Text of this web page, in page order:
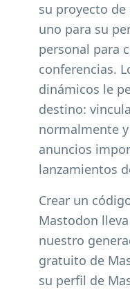
su proyecto
uno para su
personal para
conferencias.
dinámicos le
destino:
normalmente
anuncios
lanzamientos
Crear un
Mastodon
nuestro
gratuito de
su perfil de